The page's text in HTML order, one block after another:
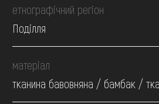
етнографічний регіон
Поділля
матеріал
тканина бавовняна / бамбак /